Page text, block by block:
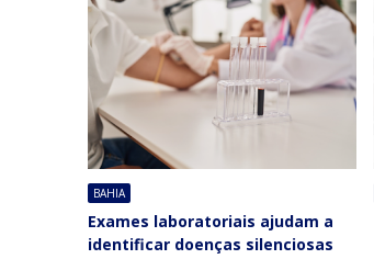
BAHIA
Exames laboratoriais ajudam a
identificar doenças silenciosas